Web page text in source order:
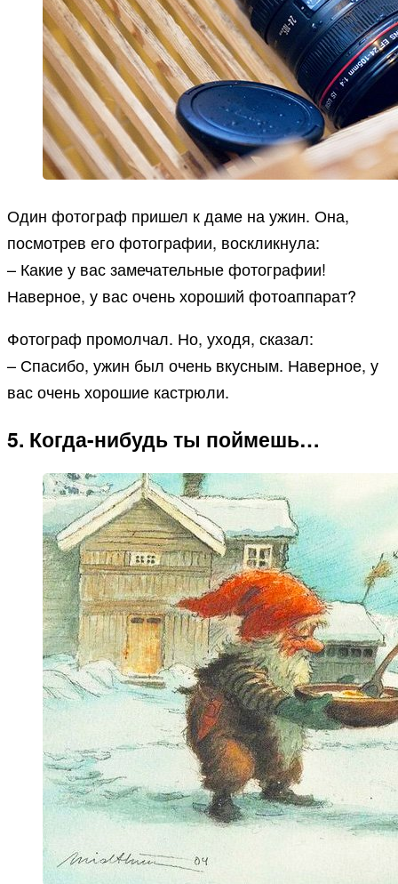
Один фотограф пришел к даме на ужин. Она,
посмотрев его фотографии, воскликнула:
– Какие у вас замечательные фотографии!
Наверное, у вас очень хороший фотоаппарат?
Фотограф промолчал. Но, уходя, сказал:
– Спасибо, ужин был очень вкусным. Наверное, у
вас очень хорошие кастрюли.
5. Когда-нибудь ты поймешь…